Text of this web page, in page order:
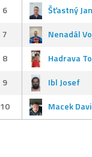
6
Šťastný Jan
7
Nenadál
8
Hadrava
9
Ibl Josef
10
Macek